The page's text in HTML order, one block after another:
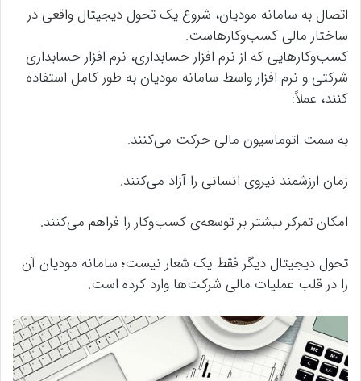
اتصال به سامانه مودیان، شروع یک تحول دیجیتال واقعی در
ساختار مالی کسب‌وکارهاست.
کسب‌وکارهایی که از نرم افزار حسابداری، نرم افزار حسابداری
شرکتی و نرم افزار واسط سامانه مودیان به طور کامل استفاده
کنند، عملاً:
به سمت اتوماسیون مالی حرکت می‌کنند.
زمان ارزشمند نیروی انسانی را آزاد می‌کنند.
امکان تمرکز بیشتر بر توسعه‌ی کسب‌وکار را فراهم می‌کنند.
تحول دیجیتال دیگر فقط یک شعار نیست؛ سامانه مودیان آن
را در قلب عملیات مالی شرکت‌ها وارد کرده است.